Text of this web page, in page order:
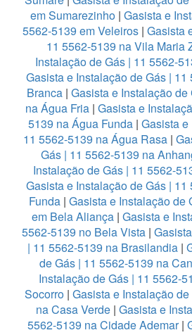
em Sumarezinho | Gasista e
5562-5139 em Veleiros | Gasista
11 5562-5139 na Vila Maria
Instalação de Gás | 11 5562-
Gasista e Instalação de Gás |
Branca| Gasista e Instalação
na Água Fria| Gasista e
5139 na Água Funda | Gasista e
11 5562-5139 na Água Rasa |
Gás | 11 5562-5139 na
Instalação de Gás | 11 5562-
Gasista e Instalação de Gás |
Funda | Gasista e Instalação de
em Bela Aliança | Gasista e
5562-5139 no Bela Vista|
| 11 5562-5139 na Brasilandia |
de Gás | 11 5562-5139 na
Instalação de Gás | 11 5562-
Socorro | Gasista e Instalação
na Casa Verde| Gasista e
5562-5139 na Cidade Ademar|